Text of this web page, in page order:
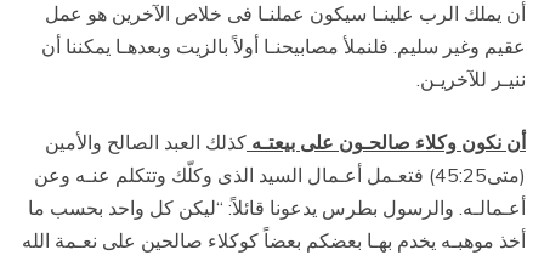
أن يملك الرب علينـا سيكون عملنـا فى خلاص الآخرين هو عمل
عقيم وغير سليم. فلنملأ مصابيحنـا أولاً بالزيت وبعدهـا يمكننا أن
ننيـر للآخريـن.
أن نكون وكلاء صالحـون على بيعتـه كذلك العبد الصالح والأمين
(متى45:25) فتعـمل أعـمال السيد الذى وكلّك وتتكلم عنـه وعن
أعـمالـه. والرسول بطرس يدعونا قائلاً: “ليكن كل واحد بحسب ما
أخذ موهبـه يخدم بهـا بعضكم بعضاً كوكلاء صالحين على نعـمة الله